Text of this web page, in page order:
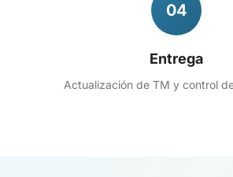
04
Entrega
Actualización de TM y control